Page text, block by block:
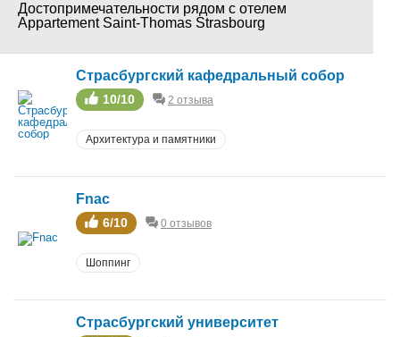
Достопримечательности рядом с отелем
Appartement Saint-Thomas Strasbourg
Страсбургский кафедральный собор
10/10 2 отзыва
Архитектура и памятники
Fnac
6/10 0 отзывов
Шоппинг
Страсбургский университет